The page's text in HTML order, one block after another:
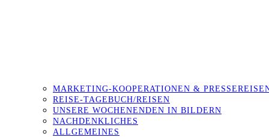
MARKETING-KOOPERATIONEN &
REISE-TAGEBUCH/REISEN
UNSERE WOCHENENDEN IN BILDERN
NACHDENKLICHES
ALLGEMEINES